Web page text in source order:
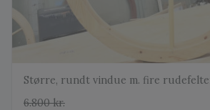
Større, rundt vindue m. fire
6.800 kr.